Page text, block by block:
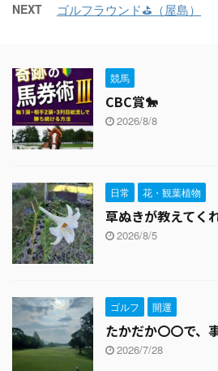
NEXT ゴルフラウンド⛳（屋島）
競馬
CBC賞🐎
2026/8/8
日常 花・観葉植物
草ぬきが教えてく
2026/8/5
ゴルフ 開運
たかだか〇〇で、
2026/7/28